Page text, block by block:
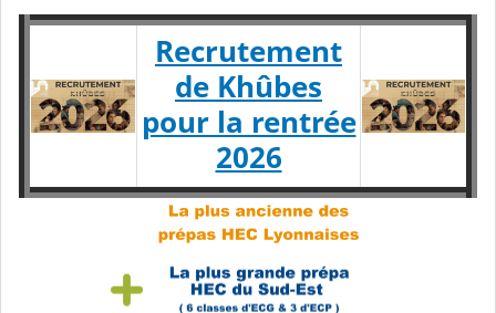
Recrutement
de Khûbes
pour la rentrée
2026